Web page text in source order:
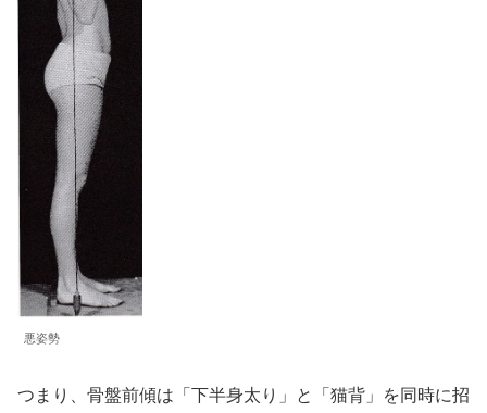
悪姿勢
つまり、骨盤前傾は「下半身太り」と「猫背」を同時に招